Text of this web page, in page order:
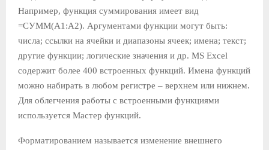
Например, функция суммирования имеет вид
=СУММ(А1:А2). Аргументами функции могут быть:
числа; ссылки на ячейки и диапазоны ячеек; имена; текст;
другие функции; логические значения и др. MS Excel
содержит более 400 встроенных функций. Имена функций
можно набирать в любом регистре – верхнем или нижнем.
Для облегчения работы с встроенными функциями
используется Мастер функций.
Форматированием называется изменение внешнего